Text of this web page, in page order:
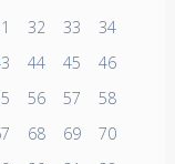
32 33
34
44 45
46
56 57
58
68 69
70